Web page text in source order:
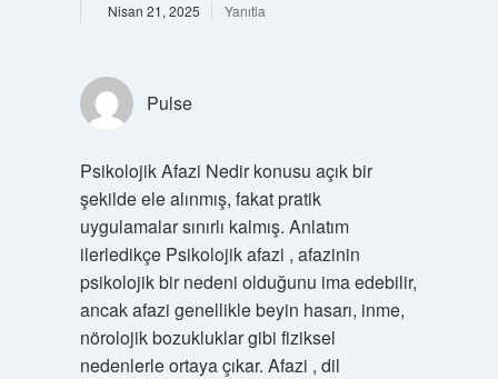
Nisan 21, 2025 Yanıtla
Pulse
Psikolojik Afazi Nedir konusu açık bir
şekilde ele alınmış, fakat pratik
uygulamalar sınırlı kalmış. Anlatım
ilerledikçe Psikolojik afazi , afazinin
psikolojik bir nedeni olduğunu ima edebilir,
ancak afazi genellikle beyin hasarı, inme,
nörolojik bozukluklar gibi fiziksel
nedenlerle ortaya çıkar. Afazi , dil